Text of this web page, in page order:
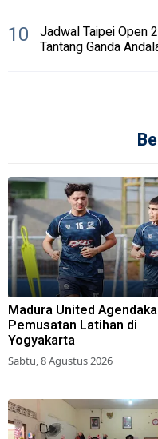
10 Jadwal Taipei Open
Tantang Ganda
Madura United
Pemusatan Latihan di
Yogyakarta
Sabtu, 8 Agustus 2026